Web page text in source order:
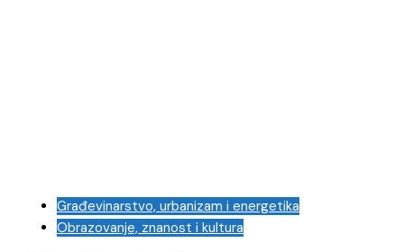
Građevinarstvo, urbanizam i energetika
Obrazovanje, znanost i kultura